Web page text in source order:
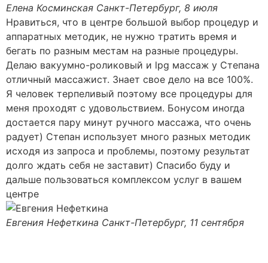
Елена Косминская Санкт-Петербург, 8 июля
Нравиться, что в центре большой выбор процедур и
аппаратных методик, не нужно тратить время и
бегать по разным местам на разные процедуры.
Делаю вакуумно-роликовый и lpg массаж у Степана
отличный массажист. Знает свое дело на все 100%.
Я человек терпеливый поэтому все процедуры для
меня проходят с удовольствием. Бонусом иногда
достается пару минут ручного массажа, что очень
радует) Степан использует много разных методик
исходя из запроса и проблемы, поэтому результат
долго ждать себя не заставит) Спасибо буду и
дальше пользоваться комплексом услуг в вашем
центре
Евгения Нефеткина Санкт-Петербург, 11 сентября